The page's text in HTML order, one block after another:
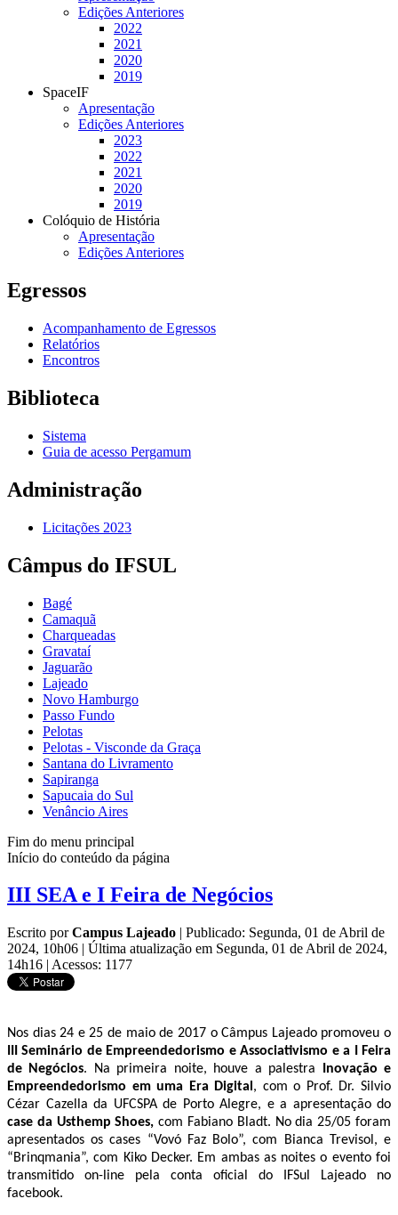
Edições Anteriores
2022
2021
2020
2019
SpaceIF
Apresentação
Edições Anteriores
2023
2022
2021
2020
2019
Colóquio de História
Apresentação
Edições Anteriores
Egressos
Acompanhamento de Egressos
Relatórios
Encontros
Biblioteca
Sistema
Guia de acesso Pergamum
Administração
Licitações 2023
Câmpus do IFSUL
Bagé
Camaquã
Charqueadas
Gravataí
Jaguarão
Lajeado
Novo Hamburgo
Passo Fundo
Pelotas
Pelotas - Visconde da Graça
Santana do Livramento
Sapiranga
Sapucaia do Sul
Venâncio Aires
Fim do menu principal
Início do conteúdo da página
III SEA e I Feira de Negócios
Escrito porCampus Lajeado | Publicado: Segunda, 01 de Abril de
2024, 10h06 | Última atualização em Segunda, 01 de Abril de 2024,
14h16 | Acessos: 1177
Nos dias 24 e 25 de maio de 2017 o Câmpus Lajeado promoveu o
III Seminário de Empreendedorismo e Associativismo e a I Feira
de Negócios. Na primeira noite, houve a palestra Inovação e
Empreendedorismo em uma Era Digital, com o Prof. Dr. Silvio
Cézar Cazella da UFCSPA de Porto Alegre, e a apresentação do
case da Usthemp Shoes, com Fabiano Bladt. No dia 25/05 foram
apresentados os cases “Vovó Faz Bolo”, com Bianca Trevisol, e
“Brinqmania”, com Kiko Decker. Em ambas as noites o evento foi
transmitido on-line pela conta oficial do IFSul Lajeado no
facebook.